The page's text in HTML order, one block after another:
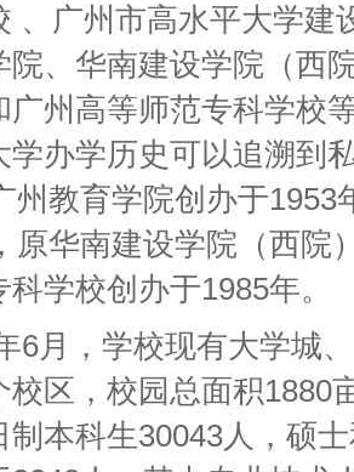
、广州市高水平大学建
院、华南建设学院（西
广州高等师范专科学校
学办学历史可以追溯到
州教育学院创办于1953
原华南建设学院（西院
学校创办于1985年。
6月，学校现有大学城
校区，校园总面积1880
制本科生30043人，硕